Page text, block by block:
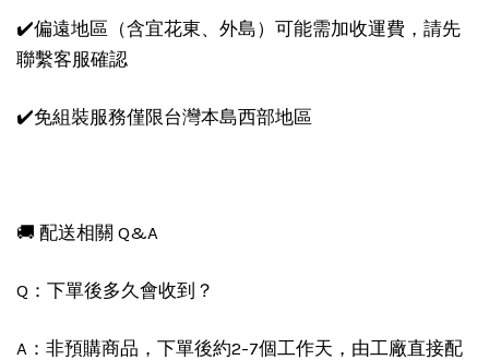
✔️偏遠地區（含宜花東、外島）可能需加收運費，請先
聯繫客服確認
✔️免組裝服務僅限台灣本島西部地區
🚚 配送相關 Q&A
Q：下單後多久會收到？
A：非預購商品，下單後約2-7個工作天，由工廠直接配